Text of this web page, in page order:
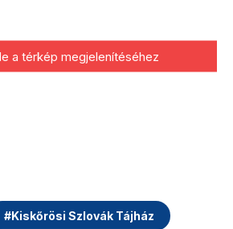
a térkép megjelenítéséhez
#Kiskőrösi Szlovák Tájház